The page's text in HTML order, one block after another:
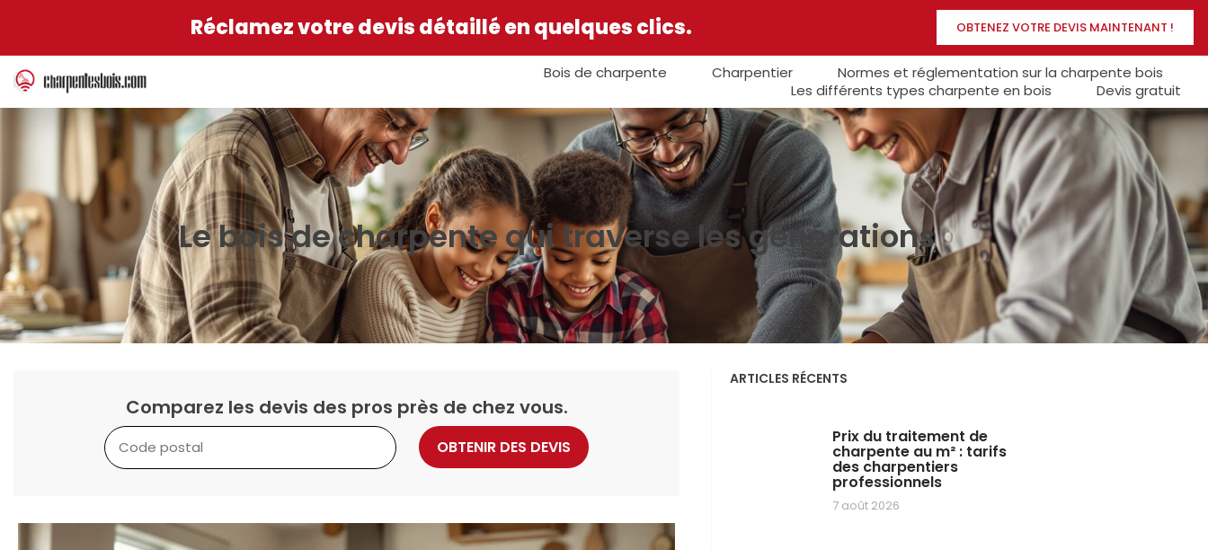
Réclamez votre devis détaillé en quelques clics. OBTENEZ VOTRE DEVIS MAINTENANT !
Bois de charpente Charpentier
Normes et réglementation sur la charpente bois
Les différents types charpente en bois
Devis gratuit
Le bois de charpente qui traverse les générations
Comparez les devis des pros près de chez vous.
OBTENIR DES DEVIS
ARTICLES RÉCENTS
Prix du traitement de
charpente au m² : tarifs
des charpentiers
professionnels
7 août 2026